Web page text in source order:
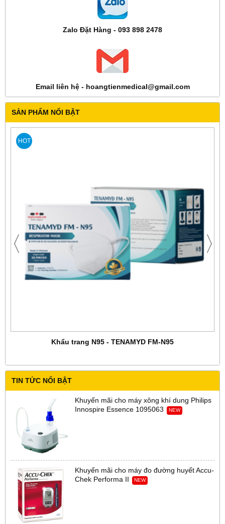
Zalo Đặt Hàng - 093 898 2478
Email liên hệ - hoangtienmedical@gmail.com
SẢN PHẨM NỔI BẬT
HOT
Khẩu trang N95 - TENAMYD FM-N95
TIN TỨC NỔI BẬT
Khuyến mãi cho máy xông khí dung Philips
Innospire Essence 1095063
NEW
Khuyến mãi cho máy đo đường huyết Accu-
Chek Performa II
NEW